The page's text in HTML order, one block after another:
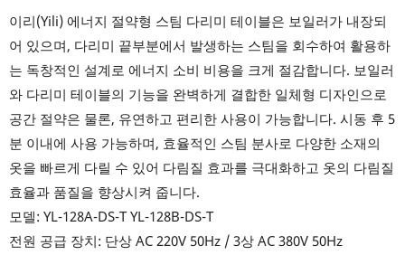
이리(Yili) 에너지 절약형 스팀 다리미 테이블은 보일러가 내장되
어 있으며, 다리미 끝부분에서 발생하는 스팀을 회수하여 활용하
는 독창적인 설계로 에너지 소비 비용을 크게 절감합니다. 보일러
와 다리미 테이블의 기능을 완벽하게 결합한 일체형 디자인으로
공간 절약은 물론, 유연하고 편리한 사용이 가능합니다. 시동 후 5
분 이내에 사용 가능하며, 효율적인 스팀 분사로 다양한 소재의
옷을 빠르게 다릴 수 있어 다림질 효과를 극대화하고 옷의 다림질
효율과 품질을 향상시켜 줍니다.
모델: YL-128A-DS-T YL-128B-DS-T
전원 공급 장치: 단상 AC 220V 50Hz / 3상 AC 380V 50Hz